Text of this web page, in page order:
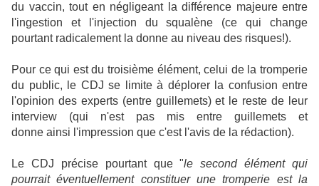
du vaccin, tout en négligeant la différence majeure entre
l'ingestion et l'injection du squalène (ce qui change
pourtant radicalement la donne au niveau des risques!).
Pour ce qui est du troisième élément, celui de la tromperie
du public, le CDJ se limite à déplorer la confusion entre
l'opinion des experts (entre guillemets) et le reste de leur
interview (qui n'est pas mis entre guillemets et
donne ainsi l'impression que c'est l'avis de la rédaction).
Le CDJ précise pourtant que "le second élément qui
pourrait éventuellement constituer une tromperie est la